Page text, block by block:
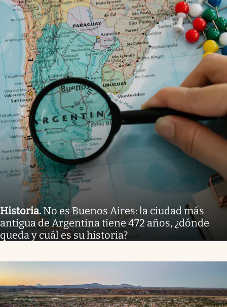
Historia. No es Buenos Aires: la ciudad más
antigua de Argentina tiene 472 años, ¿dónde
queda y cuál es su historia?